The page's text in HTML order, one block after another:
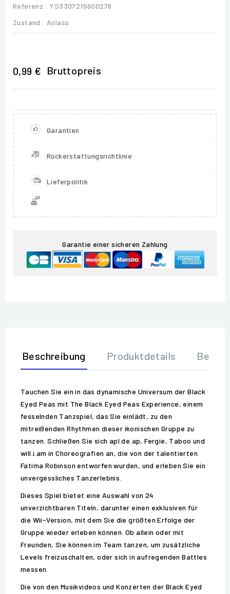
Referenz : YS3307215600276
Zustand : Anlass
0,99 € Bruttopreis
Garantien
Rückerstattungsrichtlinie
Lieferpolitik
Garantie einer sicheren Zahlung
Beschreibung Produktdetails
Tauchen Sie ein in das dynamische Universum der Black
Eyed Peas mit The Black Eyed Peas Experience, einem
fesselnden Tanzspiel, das Sie einlädt, zu den
mitreißenden Rhythmen dieser ikonischen Gruppe zu
tanzen. Schließen Sie sich apl.de.ap, Fergie, Taboo und
will.i.am in Choreografien an, die von der talentierten
Fatima Robinson entworfen wurden, und erleben Sie ein
unvergessliches Tanzerlebnis.
Dieses Spiel bietet eine Auswahl von 24
unverzichtbaren Titeln, darunter einen exklusiven für
die Wii-Version, mit dem Sie die größten Erfolge der
Gruppe wieder erleben können. Ob allein oder mit
Freunden, Sie können im Team tanzen, um zusätzliche
Levels freizuschalten, oder sich in aufregenden Battles
messen.
Die von den Musikvideos und Konzerten der Black Eyed